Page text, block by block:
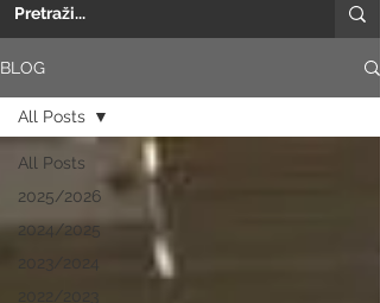
BLOG
All Posts
2025/2026
2024/2025
All Posts